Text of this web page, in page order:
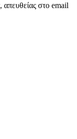
απευθείας στο email